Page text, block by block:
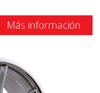
Más información